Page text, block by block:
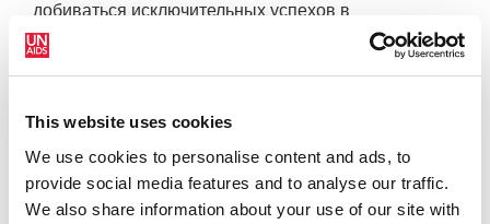
This website uses cookies
We use cookies to personalise content and ads, to
provide social media features and to analyse our traffic.
We also share information about your use of our site with
добиваться исключительных успехов в
предотвращении новых ВИЧ-инфекций и
посвященной исследованию вакцины против
СПИДа, представитель Биркс была награждена
медалью "За особые заслуги" США за ее
значительный вклад в эту область. Она также